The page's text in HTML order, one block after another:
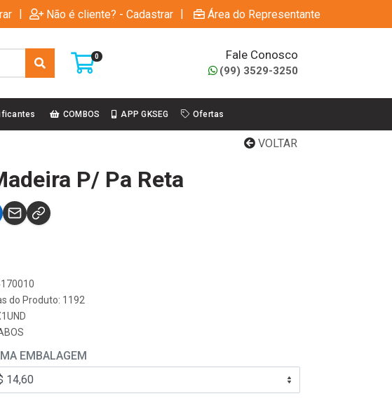
| Não é cliente? - Cadastrar | Área do Representante
0 Fale Conosco
(99) 3529-3250
COMBOS APP GKSEG Ofertas
VOLTAR
P/ Pa Reta
do Produto: 1192
EMBALAGEM